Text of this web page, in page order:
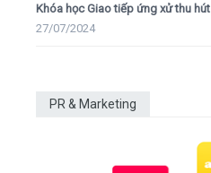
Khóa học Giao tiếp ứng xử thu hút
27/07/2024
PR & Marketing